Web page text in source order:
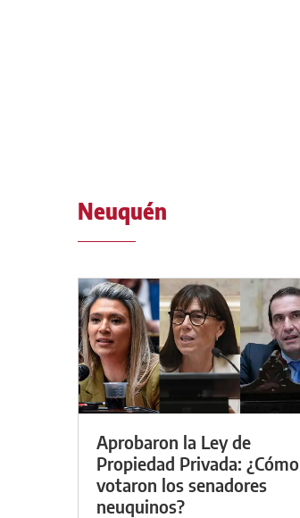
Neuquén
Aprobaron la Ley de
Propiedad Privada: ¿Cómo
votaron los senadores
neuquinos?